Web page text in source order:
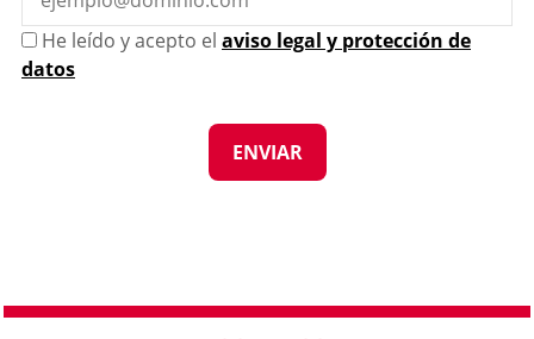
He leído y acepto el aviso legal y protección de
datos